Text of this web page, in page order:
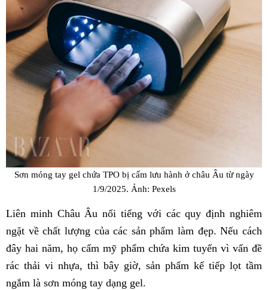
Sơn móng tay gel chứa TPO bị cấm lưu hành ở châu Âu từ ngày
1/9/2025. Ảnh: Pexels
Liên minh Châu Âu nổi tiếng với các quy định nghiêm
ngặt về chất lượng của các sản phẩm làm đẹp. Nếu cách
đây hai năm, họ cấm mỹ phẩm chứa kim tuyến vì vấn đề
rác thải vi nhựa, thì bây giờ, sản phẩm kế tiếp lọt tầm
ngắm là sơn móng tay dạng gel.